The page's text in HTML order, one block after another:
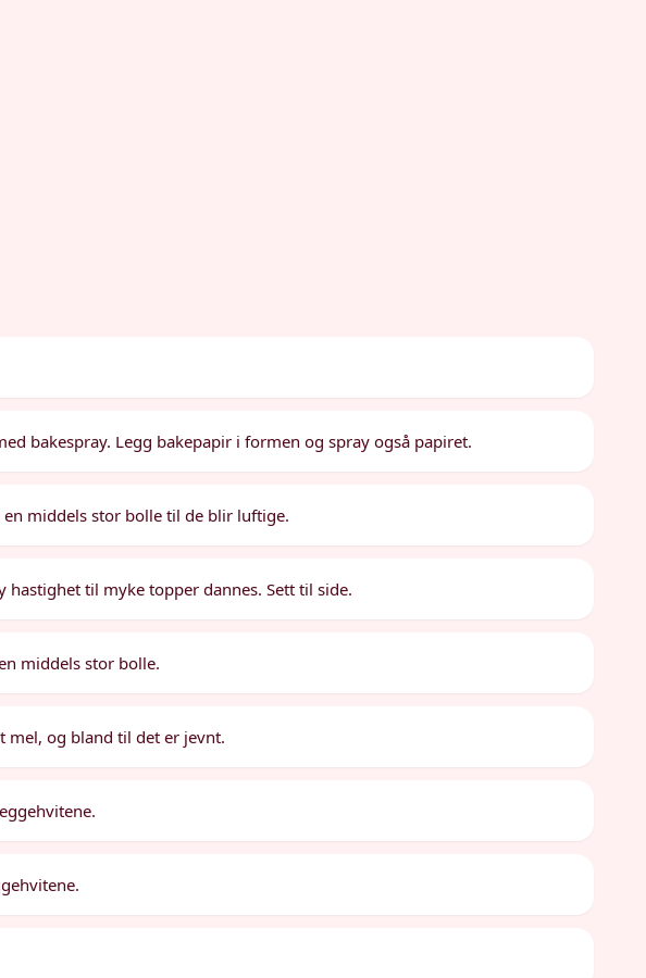
bakespray. Legg bakepapir i formen og spray også papiret.
middels stor bolle til de blir luftige.
hastighet til myke topper dannes. Sett til side.
middels stor bolle.
mel, og bland til det er jevnt.